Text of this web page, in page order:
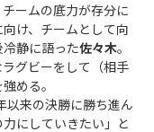
ームの底力が存分に
け、チームとして向
静に語った佐々木。
グビーをして（相手
める。
来の決勝に勝ち進ん
にしていきたい」と